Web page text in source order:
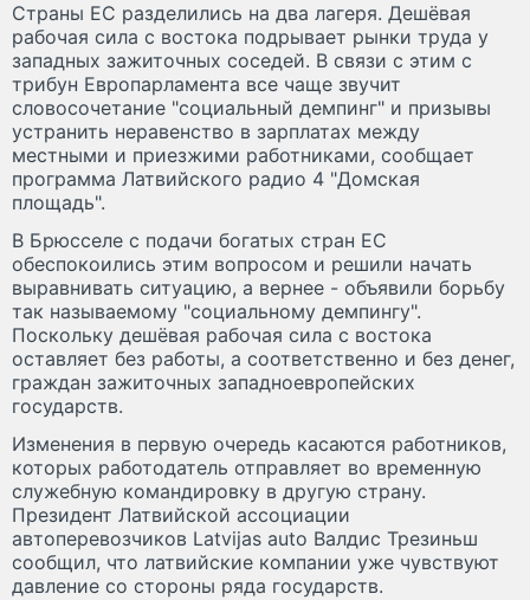
Страны ЕС разделились на два лагеря. Дешёвая
рабочая сила с востока подрывает рынки труда у
западных зажиточных соседей. В связи с этим с
трибун Европарламента все чаще звучит
словосочетание "социальный демпинг" и призывы
устранить неравенство в зарплатах между
местными и приезжими работниками, сообщает
программа Латвийского радио 4 "Домская
площадь".
В Брюсселе с подачи богатых стран ЕС
обеспокоились этим вопросом и решили начать
выравнивать ситуацию, а вернее - объявили борьбу
так называемому "социальному демпингу".
Поскольку дешёвая рабочая сила с востока
оставляет без работы, а соответственно и без денег,
граждан зажиточных западноевропейских
государств.
Изменения в первую очередь касаются работников,
которых работодатель отправляет во временную
служебную командировку в другую страну.
Президент Латвийской ассоциации
автоперевозчиков Latvijas auto Валдис Трезиньш
сообщил, что латвийские компании уже чувствуют
давление со стороны ряда государств.